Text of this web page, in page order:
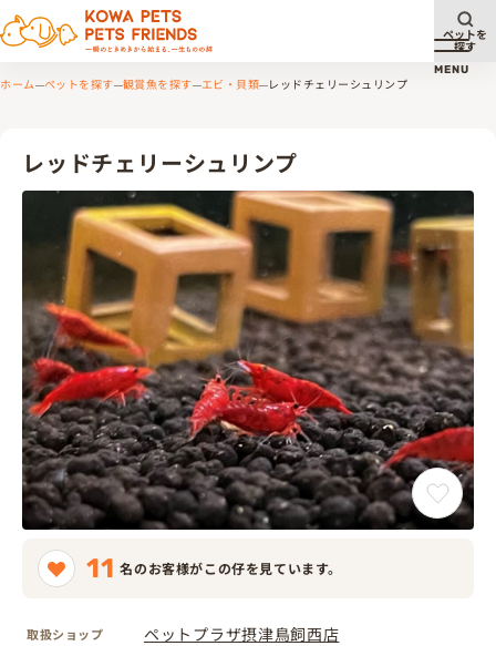
メニ
MENU
ペットを
探す
ホーム ペットを探す 観賞魚を探す エビ・貝類 レッドチェリーシュリンプ
レッドチェリーシュリンプ
11 名のお客様がこの仔を見ています。
取扱ショップ ペットプラザ摂津鳥飼西店